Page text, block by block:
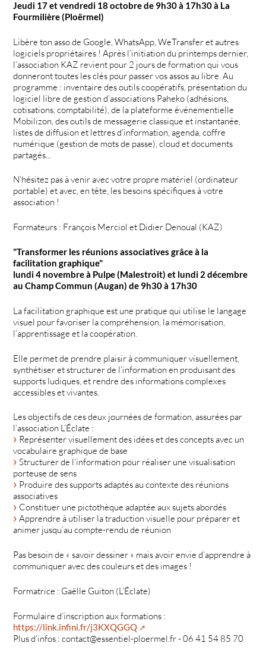
Jeudi 17 et vendredi 18 octobre de 9h30 à 17h30 à La
Fourmilière (Ploërmel)
Libère ton asso de Google, WhatsApp, WeTransfer et autres
logiciels propriétaires ! Après l’initiation du printemps dernier,
l’association KAZ revient pour 2 jours de formation qui vous
donneront toutes les clés pour passer vos assos au libre. Au
programme : inventaire des outils coopératifs, présentation du
logiciel libre de gestion d’associations Paheko (adhésions,
cotisations, comptabilité), de la plateforme événementielle
Mobilizon, des outils de messagerie classique et instantanée,
listes de diffusion et lettres d’information, agenda, coffre
numérique (gestion de mots de passe), cloud et documents
partagés...
N’hésitez pas à venir avec votre propre matériel (ordinateur
portable) et avec, en tête, les besoins spécifiques à votre
association !
Formateurs : François Merciol et Didier Denoual (KAZ)
"Transformer les réunions associatives grâce à la
facilitation graphique"
lundi 4 novembre à Pulpe (Malestroit) et lundi 2 décembre
au Champ Commun (Augan) de 9h30 à 17h30
La facilitation graphique est une pratique qui utilise le langage
visuel pour favoriser la compréhension, la mémorisation,
l’apprentissage et la coopération.
Elle permet de prendre plaisir à communiquer visuellement,
synthétiser et structurer de l’information en produisant des
supports ludiques, et rendre des informations complexes
accessibles et vivantes.
Les objectifs de ces deux journées de formation, assurées par
l’association L’Éclate :
Représenter visuellement des idées et des concepts avec un
vocabulaire graphique de base
Structurer de l’information pour réaliser une visualisation
porteuse de sens
Produire des supports adaptés au contexte des réunions
associatives
Constituer une pictothèque adaptée aux sujets abordés
Apprendre à utiliser la traduction visuelle pour préparer et
animer jusqu’au compte-rendu de réunion
Pas besoin de « savoir dessiner » mais avoir envie d’apprendre à
communiquer avec des couleurs et des images !
Formatrice : Gaëlle Guiton (L’Éclate)
Formulaire d’inscription aux formations :
https://link.infini.fr/j3KXQGGQ
Plus d’infos : contact@essentiel-ploermel.fr - 06 41 54 85 70